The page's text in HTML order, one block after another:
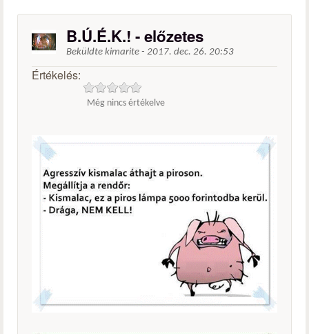
B.Ú.É.K.! - előzetes
Beküldte kimarite - 2017. dec. 26. 20:53
Értékelés:
Még nincs értékelve